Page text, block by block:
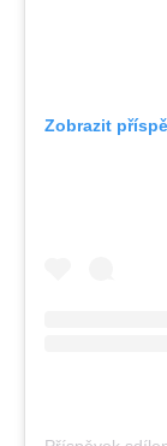
Zobrazit